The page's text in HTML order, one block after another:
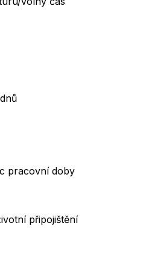
pracovní doby
připojištění